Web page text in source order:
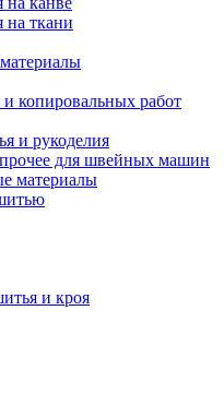
ткани
копировальных работ
и рукоделия
для швейных машин
материалы
и кроя